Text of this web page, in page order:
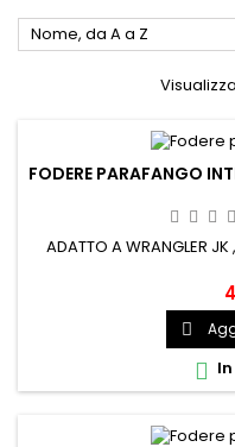
Nome, da A a Z
FODERE PARAFANGO
ADATTO A WRANGLER

